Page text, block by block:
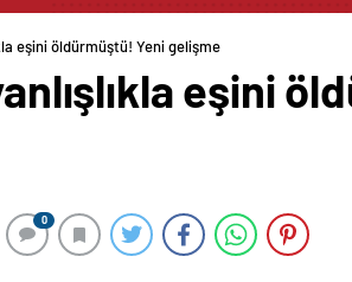
eşini öldürmüştü! Yeni gelişme
eşini
0